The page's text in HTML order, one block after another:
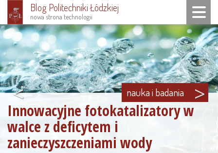
Przejdź
do
treści
Blog Politechniki Łódzkiej
nowa strona technologii
Toggle
Innowacyjne fotokatalizatory w
walce z deficytem i
zanieczyszczeniami wody
nauka i badania
< >